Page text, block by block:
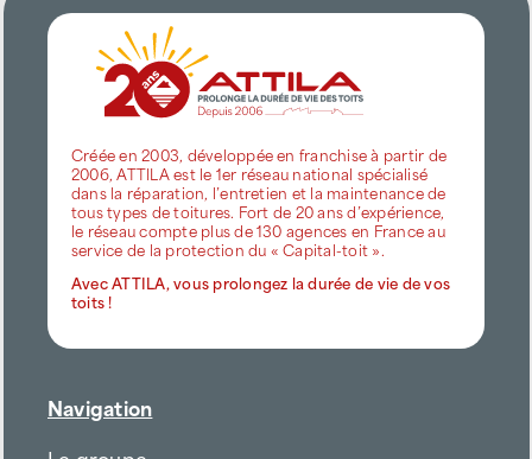
Créée en 2003, développée en franchise à partir de
2006, ATTILA est le 1er réseau national spécialisé
dans la réparation, l’entretien et la maintenance de
tous types de toitures. Fort de 20 ans d’expérience,
le réseau compte plus de 130 agences en France au
service de la protection du « Capital-toit ».
Avec ATTILA, vous prolongez la durée de vie de vos
toits !
Navigation